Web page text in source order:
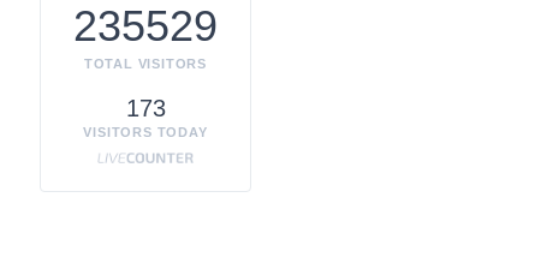
235529
TOTAL VISITORS
173
VISITORS TODAY